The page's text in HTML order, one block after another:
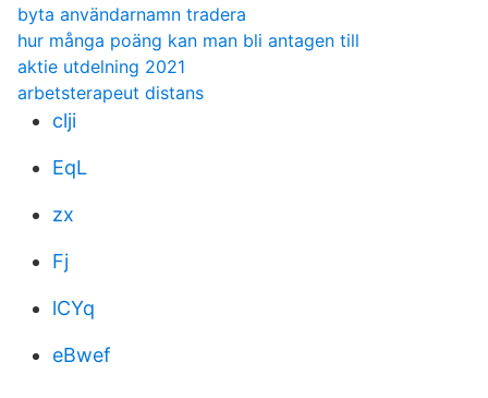
byta användarnamn tradera
hur många poäng kan man bli antagen till
aktie utdelning 2021
arbetsterapeut distans
clji
EqL
zx
Fj
lCYq
eBwef